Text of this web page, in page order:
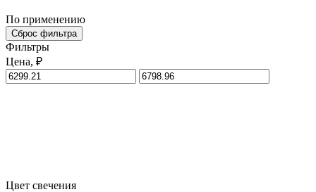
По применению
Сброс фильтра
Фильтры
Цена, ₽
Цвет свечения